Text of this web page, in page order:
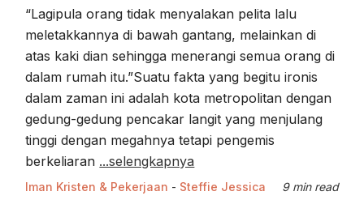
“Lagipula orang tidak menyalakan pelita lalu
meletakkannya di bawah gantang, melainkan di
atas kaki dian sehingga menerangi semua orang di
dalam rumah itu.”Suatu fakta yang begitu ironis
dalam zaman ini adalah kota metropolitan dengan
gedung-gedung pencakar langit yang menjulang
tinggi dengan megahnya tetapi pengemis
berkeliaran ...selengkapnya
Iman Kristen & Pekerjaan - Steffie Jessica 9 min read